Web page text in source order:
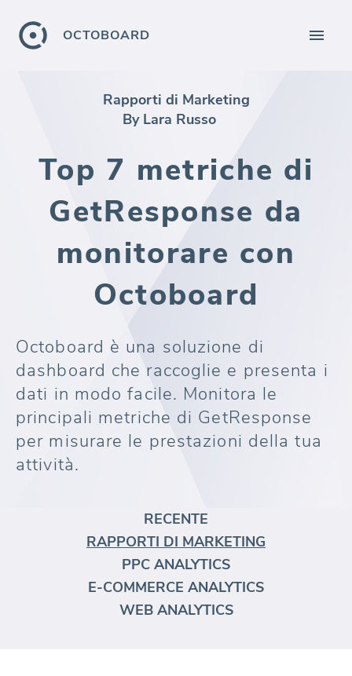
OCTOBOARD
Rapporti di Marketing
By Lara Russo
Top 7 metriche di
GetResponse da
monitorare con
Octoboard
Octoboard è una soluzione di
dashboard che raccoglie e presenta i
dati in modo facile. Monitora le
principali metriche di GetResponse
per misurare le prestazioni della tua
attività.
RECENTE
RAPPORTI DI MARKETING
PPC ANALYTICS
E-COMMERCE ANALYTICS
WEB ANALYTICS